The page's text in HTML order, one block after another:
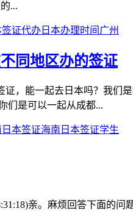
...
签证代办 日本办理时间 广州
同地区办的签证
，能一起去日本吗？我们
们是可以一起从成都...
日本签证海南 日本签证学生
亲。麻烦回答下面的问